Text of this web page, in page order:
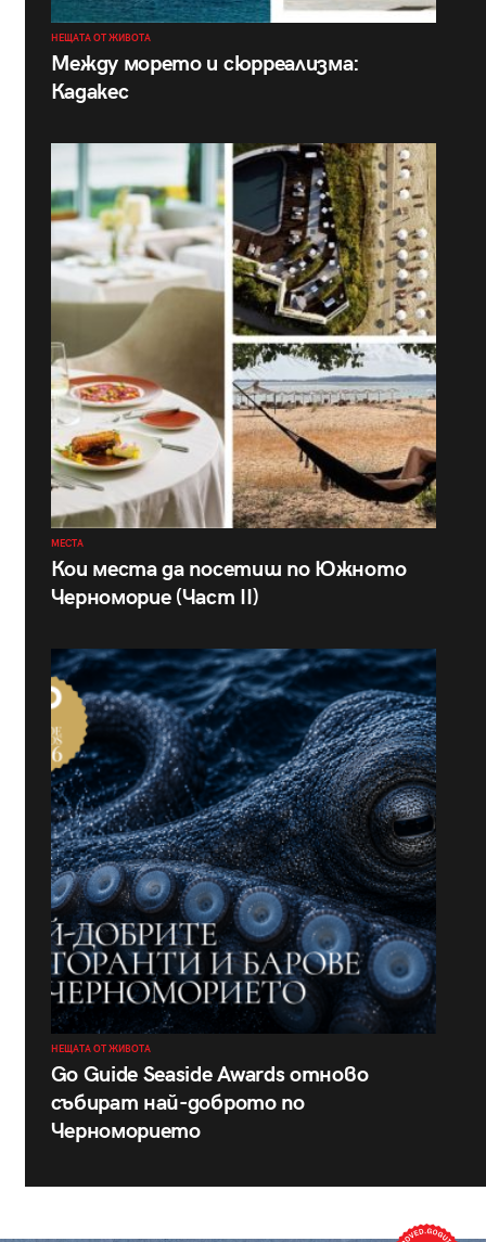
НЕЩАТА ОТ ЖИВОТА
Между морето и сюрреализма:
Кадакес
МЕСТА
Кои места да посетиш по Южното
Черноморие (Част II)
НЕЩАТА ОТ ЖИВОТА
Go Guide Seaside Awards отново
събират най-доброто по
Черноморието